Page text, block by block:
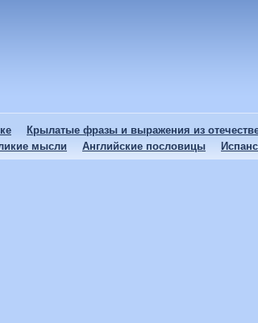
Крылатые фразы и выражения из
мысли Английские пословицы